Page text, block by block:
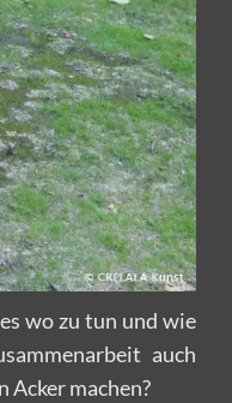
wo zu tun und wie
auch
Acker machen?